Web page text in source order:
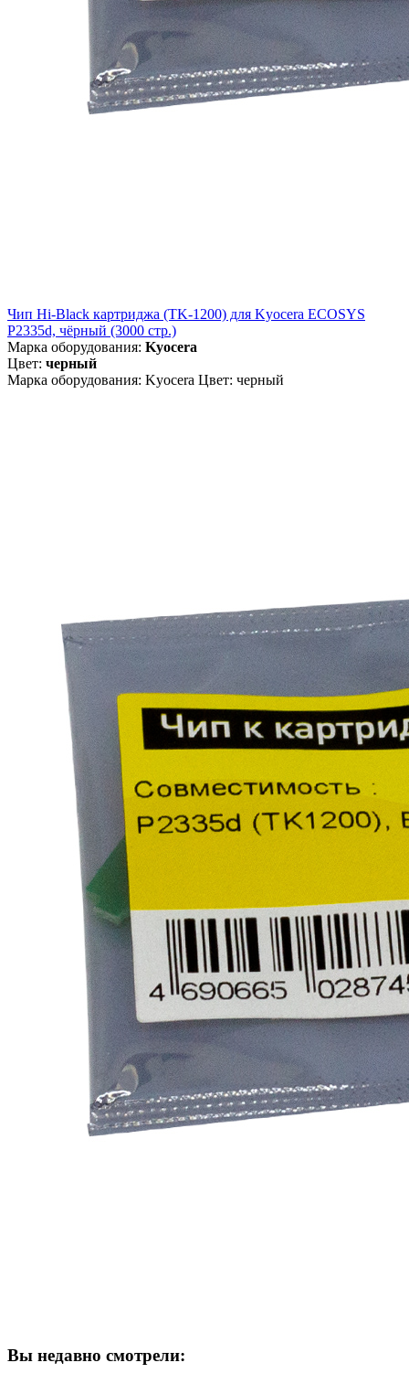
Чип Hi-Black картриджа (TK-1200) для Kyocera ECOSYS
P2335d, чёрный (3000 стр.)
Марка оборудования: Kyocera
Цвет: черный
Марка оборудования: Kyocera Цвет: черный
Вы недавно смотрели: